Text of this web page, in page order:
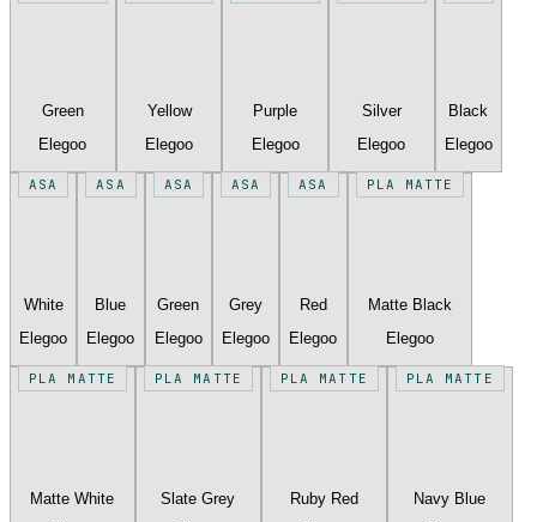
Green
Elegoo
Yellow
Elegoo
Purple
Elegoo
Silver
Elegoo
Black
Elegoo
ASA
White
Elegoo
ASA
Blue
Elegoo
ASA
Green
Elegoo
ASA
Grey
Elegoo
ASA
Red
Elegoo
PLA MATTE
Matte Black
Elegoo
PLA MATTE
Matte White
PLA MATTE
Slate Grey
PLA MATTE
Ruby Red
PLA MATTE
Navy Blue